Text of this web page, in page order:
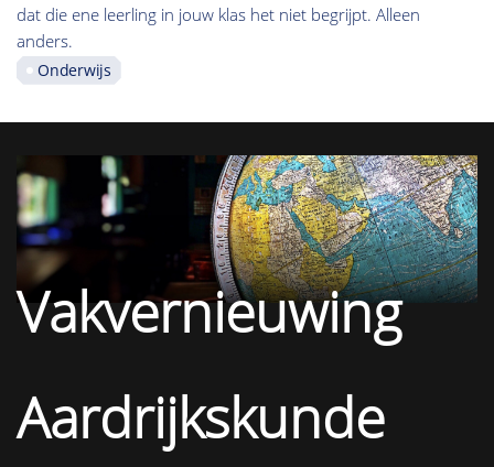
dat die ene leerling in jouw klas het niet begrijpt. Alleen
anders.
Onderwijs
Vakvernieuwing
Aardrijkskunde